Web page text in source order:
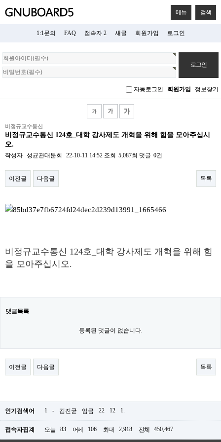
메뉴 검색
1:1문의 FAQ 접속자 2 새글 회원가입 로그인
회
원
로
자동로그인 회원가입 정보찾기
비정규교수통신
비정규교수통신 124호_대학 강사제도 개혁을 위해 힘을 모아주십시
오.
작성자 성균관대분회 22-10-11 14:52 조회 5,087회 댓글 0건
이전글 다음글 목록
본문
비정규교수통신 124호_대학 강사제도 개혁을 위해 힘
을 모아주십시오.
댓글목록
등록된 댓글이 없습니다.
이전글 다음글 목록
인기검색어 1 - 김진균 임금 22 12 1.
접속자집계 오늘 83 어제 106 최대 2,918 전체 450,467